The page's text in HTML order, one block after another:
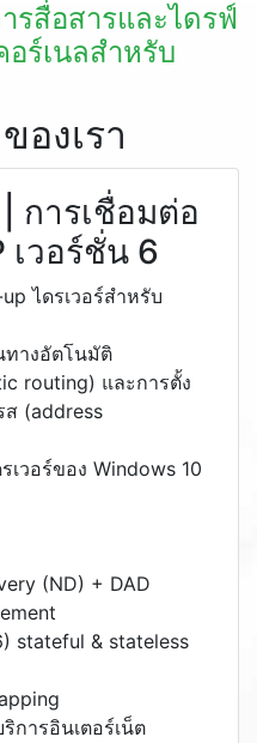
รสื่อสารและไดรฟ์
อร์เนลสำหรับ
องเรา
การเชื่อมต่อ
เวอร์ชั่น 6
ไดรเวอร์สำหรับ
ทางอัตโนมัติ
routing) และการตั้ง
ส (address
เวอร์ของ Windows 10
(ND) + DAD
stateful & stateless
การอินเตอร์เน็ต